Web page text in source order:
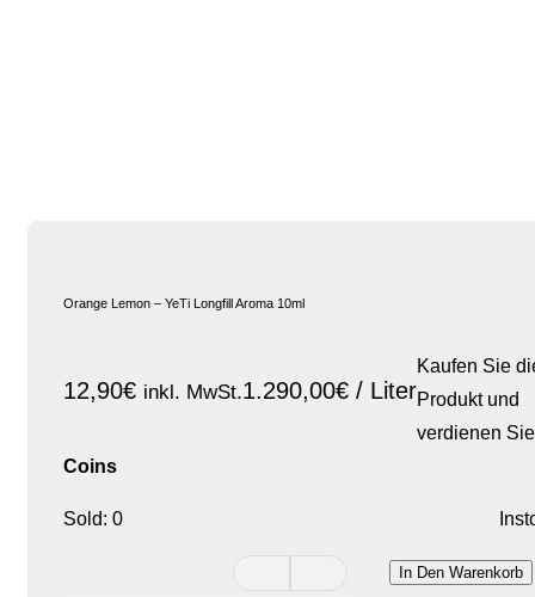
Orange Lemon – YeTi Longfill Aroma 10ml
12,90€ inkl. MwSt.1.290,00€ / Liter
Kaufen Sie
Produkt und
verdienen
Coins
Sold: 0
In Den Warenkorb